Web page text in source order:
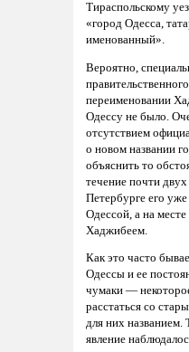
Тираспольскому
«город Одесса,
именованный».
Вероятно,
переименовании
Одессу не было.
отсутствием
о новом названии
объяснить то
течение почти двух
Петербурге его
Одессой, а на
Хаджибеем.
Как это часто
Одессы и ее
чумаки —
расстаться со
для них названием.
явление